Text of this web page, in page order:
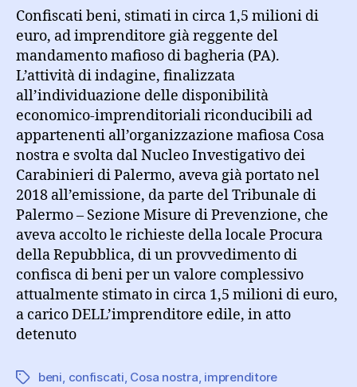
Confiscati beni, stimati in circa 1,5 milioni di
euro, ad imprenditore già reggente del
mandamento mafioso di bagheria (PA).
L’attività di indagine, finalizzata
all’individuazione delle disponibilità
economico-imprenditoriali riconducibili ad
appartenenti all’organizzazione mafiosa Cosa
nostra e svolta dal Nucleo Investigativo dei
Carabinieri di Palermo, aveva già portato nel
2018 all’emissione, da parte del Tribunale di
Palermo – Sezione Misure di Prevenzione, che
aveva accolto le richieste della locale Procura
della Repubblica, di un provvedimento di
confisca di beni per un valore complessivo
attualmente stimato in circa 1,5 milioni di euro,
a carico DELL’imprenditore edile, in atto
detenuto
Tag beni, confiscati, Cosa nostra, imprenditore